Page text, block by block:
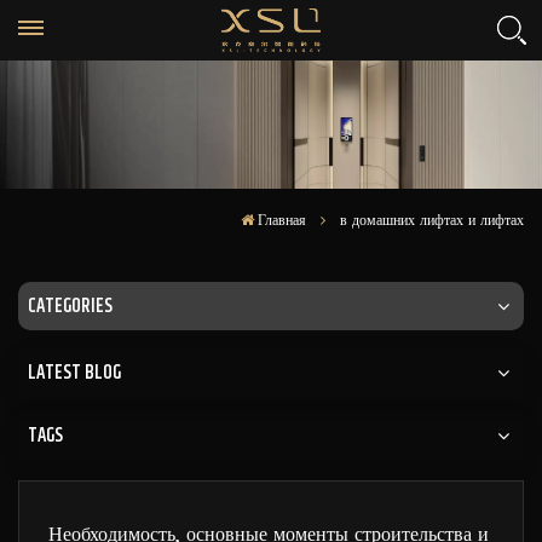
Главная в домашних лифтах и лифтах
CATEGORIES
LATEST BLOG
TAGS
Необходимость, основные моменты строительства и